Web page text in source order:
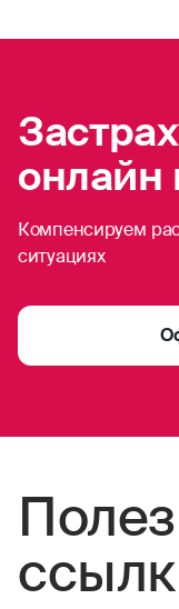
онлайн
Компенсируем
ситуациях